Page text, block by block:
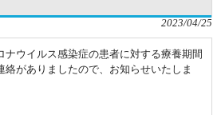
2023/04/25
ナウイルス感染症の患者に対する療養期間
絡がありましたので、お知らせいたしま